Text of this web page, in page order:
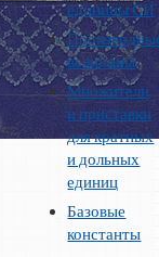
единицы СИ
величины
Множители
и приставки
для кратных
и дольных
единиц
Базовые
константы